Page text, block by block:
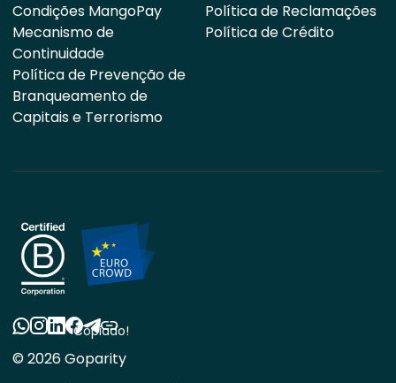
Condições MangoPay
Mecanismo de
Continuidade
Política de Prevenção de
Branqueamento de
Capitais e Terrorismo
Política de Reclamações
Política de Crédito
© 2026 Goparity
Copiado!